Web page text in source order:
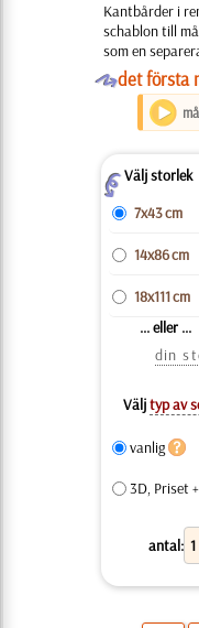
Kantbårder i
schablon till
som en
Odet första
ZVälj storlek
7x43 cm
14x86 cm
18x111 cm
... eller ...
din
Väljtyp av
vanlig
3D, Priset
antal: